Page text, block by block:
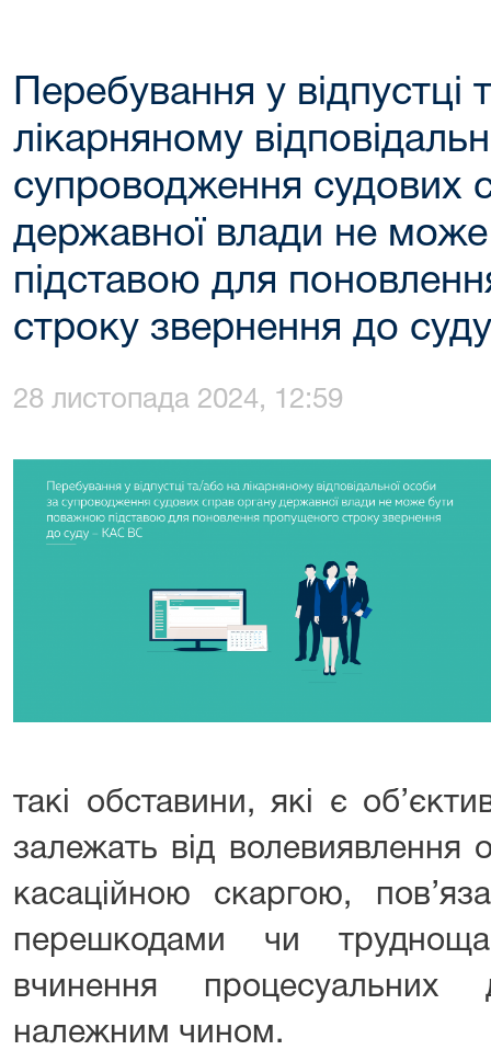
Перебування у відпустці
лікарняному
супроводження судових
державної влади не
підставою для
строку звернення до
28 листопада 2024, 12:59
такі обставини, які є
залежать від волевиявлення
касаційною скаргою,
перешкодами чи
вчинення процесуальних
належним чином.